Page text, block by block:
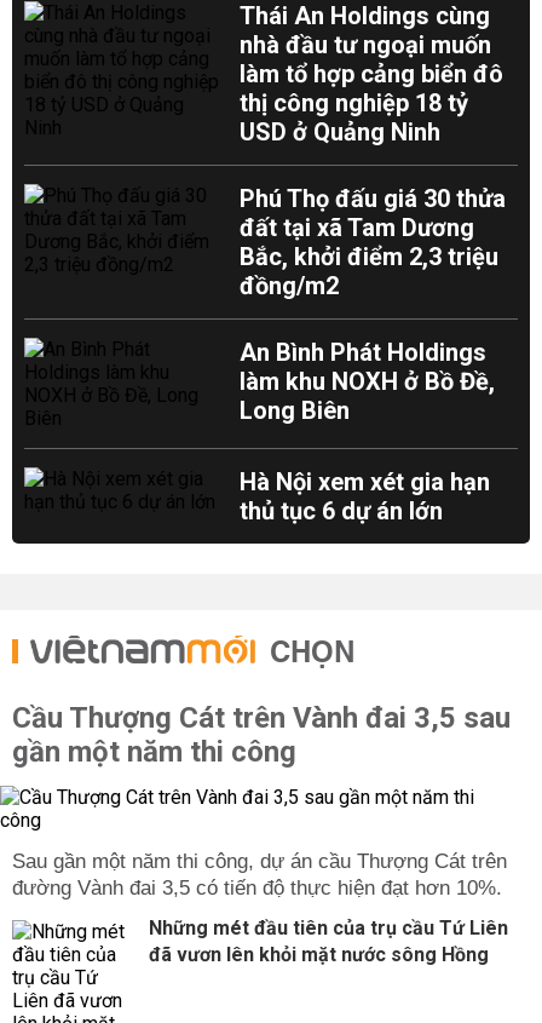
Thái An Holdings cùng
nhà đầu tư ngoại muốn
làm tổ hợp cảng biển đô
thị công nghiệp 18 tỷ
USD ở Quảng Ninh
Phú Thọ đấu giá 30 thửa
đất tại xã Tam Dương
Bắc, khởi điểm 2,3 triệu
đồng/m2
An Bình Phát Holdings
làm khu NOXH ở Bồ Đề,
Long Biên
Hà Nội xem xét gia hạn
thủ tục 6 dự án lớn
CHỌN
Cầu Thượng Cát trên Vành đai 3,5 sau
gần một năm thi công
Sau gần một năm thi công, dự án cầu Thượng Cát trên
đường Vành đai 3,5 có tiến độ thực hiện đạt hơn 10%.
Những mét đầu tiên của trụ cầu Tứ Liên
đã vươn lên khỏi mặt nước sông Hồng